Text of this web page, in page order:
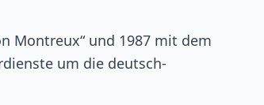
Montreux“ und 1987 mit dem
um die deutsch-